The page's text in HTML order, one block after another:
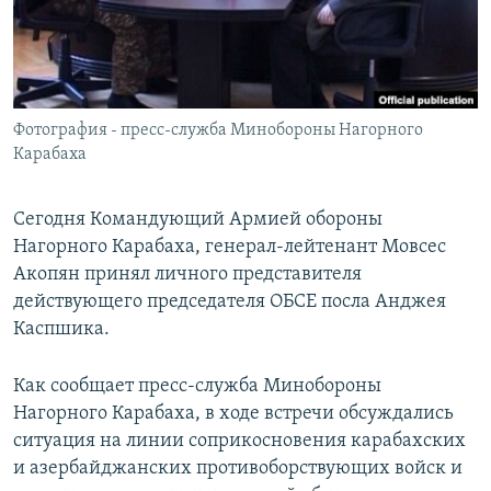
Հայերեն
English
Русский
Фотография - пресс-служба Минобороны Нагорного
Карабаха
Сегодня Командующий Армией обороны
Нагорного Карабаха, генерал-лейтенант Мовсес
Акопян принял личного представителя
действующего председателя ОБСЕ посла Анджея
Каспшика.
Как сообщает пресс-служба Минобороны
Нагорного Карабаха, в ходе встречи обсуждались
ситуация на линии соприкосновения карабахских
и азербайджанских противоборствующих войск и